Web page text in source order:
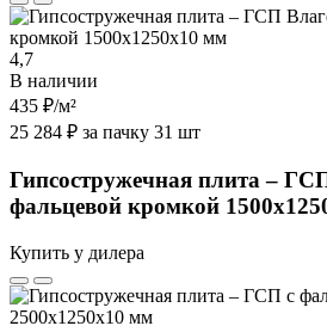
4,7
В наличии
435 ₽/м²
25 284 ₽ за пачку 31 шт
Гипсостружечная плита –
фальцевой кромкой
Купить у дилера